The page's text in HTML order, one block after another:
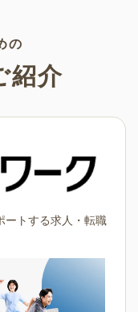
の
紹介
ートする求人・転職